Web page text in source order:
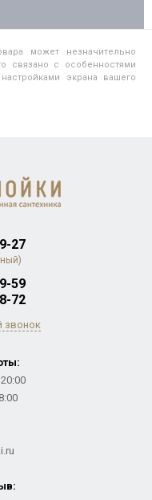
может незначительно
связано с особенностями
экрана вашего
27
59
72
звонок